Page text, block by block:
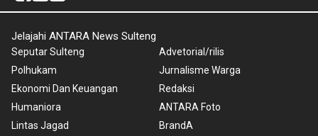
Jelajahi ANTARA News Sulteng
Seputar Sulteng
Polhukam
Ekonomi Dan Keuangan
Humaniora
Lintas Jagad
Advetorial/rilis
Jurnalisme Warga
Redaksi
ANTARA Foto
BrandA